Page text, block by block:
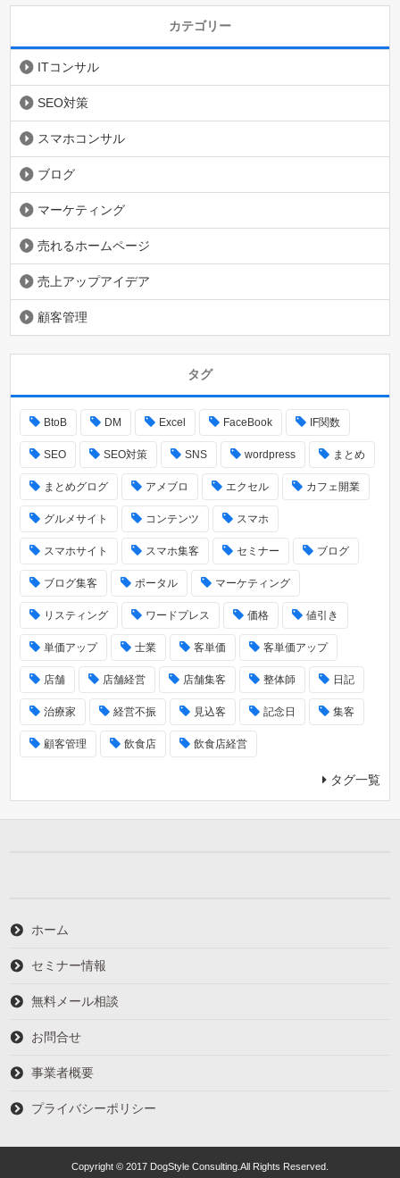
カテゴリー
ITコンサル
SEO対策
スマホコンサル
ブログ
マーケティング
売れるホームページ
売上アップアイデア
顧客管理
タグ
BtoB DM Excel FaceBook IF関数
SEO SEO対策 SNS wordpress まとめ
まとめグログ アメブロ エクセル カフェ開業
グルメサイト コンテンツ スマホ
スマホサイト スマホ集客 セミナー ブログ
ブログ集客 ポータル マーケティング
リスティング ワードプレス 価格 値引き
単価アップ 士業 客単価 客単価アップ
店舗 店舗経営 店舗集客 整体師 日記
治療家 経営不振 見込客 記念日 集客
顧客管理 飲食店 飲食店経営
タグ一覧
ホーム
セミナー情報
無料メール相談
お問合せ
事業者概要
プライバシーポリシー
Copyright © 2017 DogStyle Consulting.All Rights Reserved.